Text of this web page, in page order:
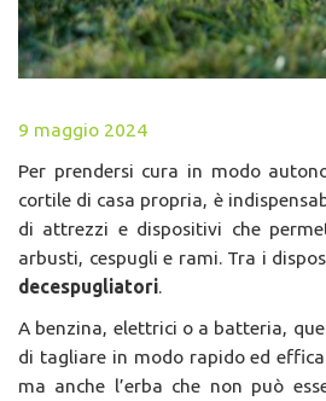
9 maggio 2024
Per prendersi cura in modo
cortile di casa propria, è
di attrezzi e dispositivi che
arbusti, cespugli e rami. Tra i
decespugliatori.
A benzina, elettrici o a batteria,
di tagliare in modo rapido ed
ma anche l’erba che non può